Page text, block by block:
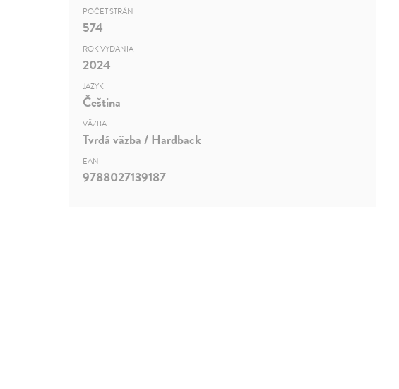
POČET STRÁN
574
ROK VYDANIA
2024
JAZYK
Čeština
VÄZBA
Tvrdá väzba / Hardback
EAN
9788027139187